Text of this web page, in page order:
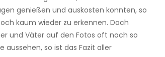
genießen und auskosten konnten, so
kaum wieder zu erkennen. Doch
und Väter auf den Fotos oft noch so
aussehen, so ist das Fazit aller